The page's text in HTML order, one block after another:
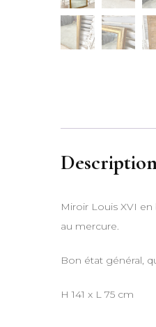
Miroir Louis XVI
au mercure.
Bon état général,
H 141 x L 75 cm